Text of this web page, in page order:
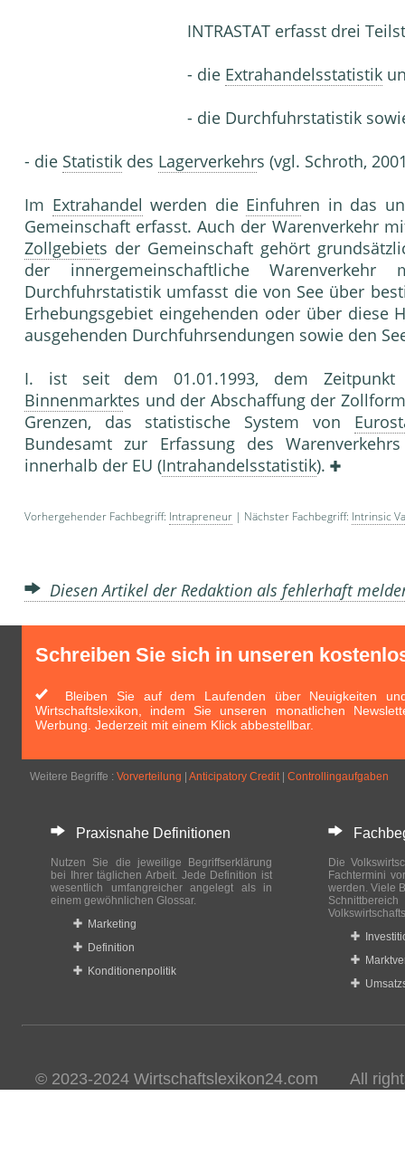
INTRASTAT erfasst drei
- die Extrahandelsstatistik
- die Durchfuhrstatistik
- die Statistik des Lagerverkehrs (vgl. Schroth,
Im Extrahandel werden die Einfuhren in das
Gemeinschaft erfasst. Auch der Warenverkehr
Zollgebiets der Gemeinschaft gehört
der innergemeinschaftliche
Durchfuhrstatistik umfasst die von See über
Erhebungsgebiet eingehenden oder über diese
ausgehenden Durchfuhrsendungen sowie den
I. ist seit dem 01.01.1993, dem Zeitpunkt
Binnenmarktes und der Abschaffung der
Grenzen, das statistische System von
Bundesamt zur Erfassung des
innerhalb der EU (Intrahandelsstatistik).
Vorhergehender Fachbegriff: Intrapreneur | Nächster Fachbegriff: Intrinsic
Diesen Artikel der Redaktion als fehlerhaft
Schreiben Sie sich in unseren
Bleiben Sie auf dem Laufenden über Neuigkeiten
Wirtschaftslexikon, indem Sie unseren monatlichen
Werbung. Jederzeit mit einem Klick abbestellbar.
Weitere Begriffe : Vorverteilung Anticipatory Credit| Controllingaufgaben
Praxisnahe Definitionen
Nutzen Sie die jeweilige Begriffserklärung
bei Ihrer täglichen Arbeit. Jede Definition ist
wesentlich umfangreicher angelegt als in
einem gewöhnlichen Glossar.
Marketing
Definition
Konditionenpolitik
Die
Fachtermini
werden. Viele
© 2023-2024 Wirtschaftslexikon24.com All